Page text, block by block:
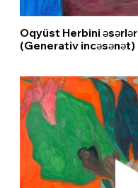
Oqyüst Herbini
(Generativ incəsənət)